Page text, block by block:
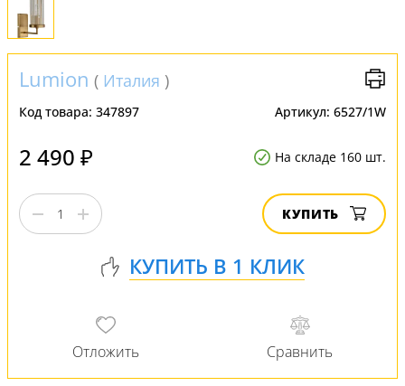
Lumion ( Италия )
Код товара: 347897 Артикул: 6527/1W
2 490 ₽ На складе 160 шт.
КУПИТЬ